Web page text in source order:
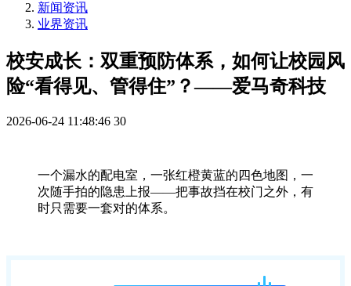
新闻资讯
业界资讯
校安成长：双重预防体系，如何让校园风
险“看得见、管得住”？——爱马奇科技
2026-06-24 11:48:46 30
一个漏水的配电室，一张红橙黄蓝的四色地图，一
次随手拍的隐患上报——把事故挡在校门之外，有
时只需要一套对的体系。